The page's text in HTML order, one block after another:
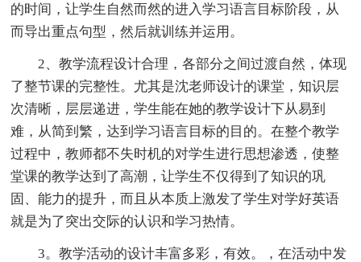
的时间，让学生自然而然的进入学习语言目标阶段，从
而导出重点句型，然后就训练并运用。
2、教学流程设计合理，各部分之间过渡自然，体现
了整节课的完整性。尤其是沈老师设计的课堂，知识层
次清晰，层层递进，学生能在她的教学设计下从易到
难，从简到繁，达到学习语言目标的目的。在整个教学
过程中，教师都不失时机的对学生进行思想渗透，使整
堂课的教学达到了高潮，让学生不仅得到了知识的巩
固、能力的提升，而且从本质上激发了学生对学好英语
就是为了突出交际的认识和学习热情。
3。教学活动的设计丰富多彩，有效。，在活动中发